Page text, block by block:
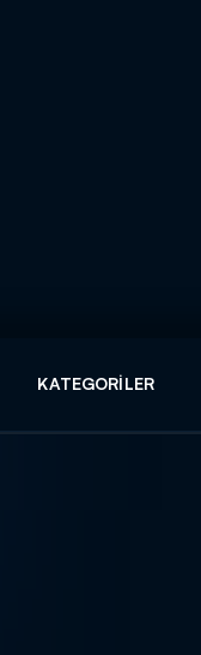
KATEGORILER